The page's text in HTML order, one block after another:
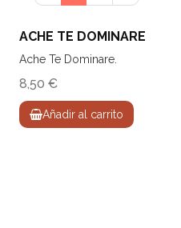
ACHE TE DOMINARE
Ache Te Dominare.
8,50 €
Añadir al carrito